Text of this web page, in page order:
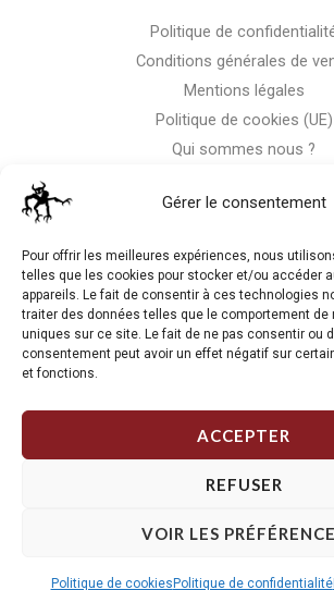
Gérer le consentement
Pour offrir les meilleures expériences, nous
telles que les cookies pour stocker et/ou accéder
appareils. Le fait de consentir à ces technologies
traiter des données telles que le comportement de
uniques sur ce site. Le fait de ne pas consentir ou
consentement peut avoir un effet négatif sur
et fonctions.
ACCEPTER
REFUSER
VOIR LES
Politique de cookies Politique de confidentialité
Politique de
Conditions générales de
Mentions légales
Politique de cookies (UE)
Qui sommes nous ?
La RC n'est pas notre seule passion, venez
de motos
Copyright © 2026 Storm RC. Powered by